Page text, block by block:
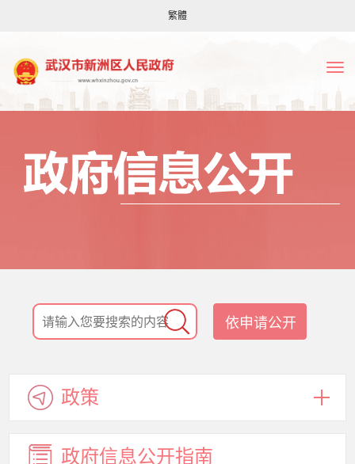
繁體
依申请公开
政策
政府信息公开指南